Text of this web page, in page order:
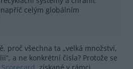
celým globálním
proč všechna ta „velká množství,
a ne konkrétní čísla? Protože se